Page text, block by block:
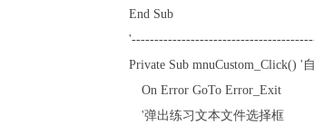
End Sub
Private Sub mnuCustom_Click() '
On Error GoTo Error_Exit
'弹出练习文本文件选择框